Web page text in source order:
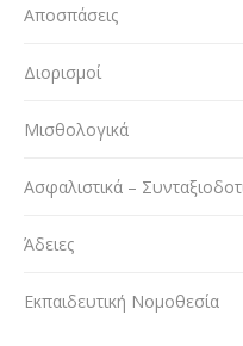
Αποσπάσεις
Διορισμοί
Μισθολογικά
Ασφαλιστικά –
Άδειες
Εκπαιδευτική Νομοθεσία